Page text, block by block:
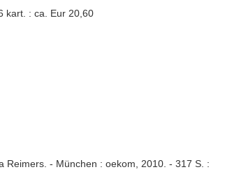
kart. : ca. Eur 20,60
Reimers. - München : oekom, 2010. - 317 S. :